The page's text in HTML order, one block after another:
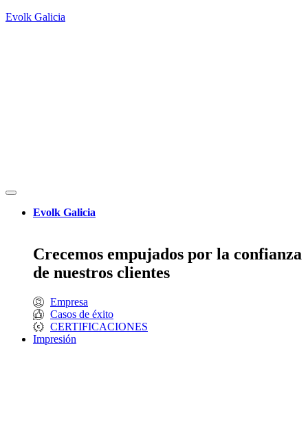
Evolk Galicia
Evolk Galicia
Crecemos empujados por la confianza
de nuestros clientes
Empresa
Casos de éxito
CERTIFICACIONES
Impresión